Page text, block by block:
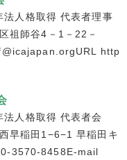
人格取得 代表者理事
祖師谷4－1－22－
http
人格取得 代表者会
早稲田1−6−1 早稲田キ
3570-8458E-mail